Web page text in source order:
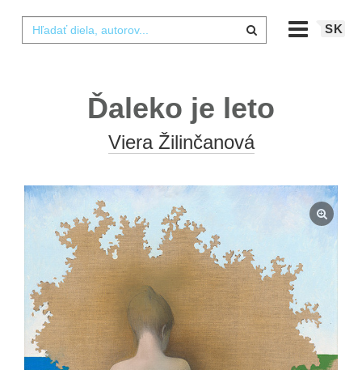
SK
Ďaleko je leto
Viera Žilinčanová